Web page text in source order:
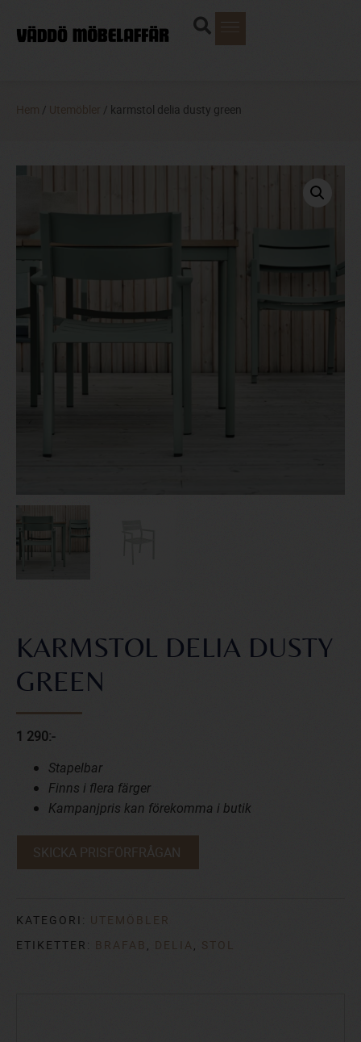
Hem / Utemöbler / karmstol delia dusty green
KARMSTOL DELIA DUSTY
GREEN
1 290:-
Stapelbar
Finns i flera färger
Kampanjpris kan förekomma i butik
SKICKA PRISFÖRFRÅGAN
KATEGORI: UTEMÖBLER
ETIKETTER: BRAFAB DELIA STOL